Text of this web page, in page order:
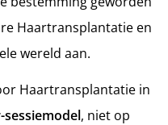
Haartransplantatie en
wereld aan.
Haartransplantatie in
sessiemodel, niet op